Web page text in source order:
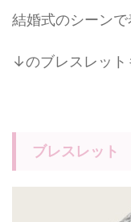
結婚式のシーンで
↓のブレスレット
ブレスレット